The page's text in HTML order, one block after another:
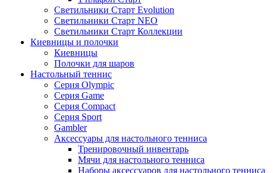
Светильники Старт Evolution
Светильники Старт NEO
Светильники Старт Коллекции
Киевницы и полочки
Киевницы
Полочки для шаров
Настольный теннис
Серия Olympic
Серия Game
Серия Compact
Серия Sport
Gambler
Аксессуары для настольного тенниса
Тренировочный инвентарь
Мячи для настольного тенниса
Наборы аксессуаров для настольного тенниса